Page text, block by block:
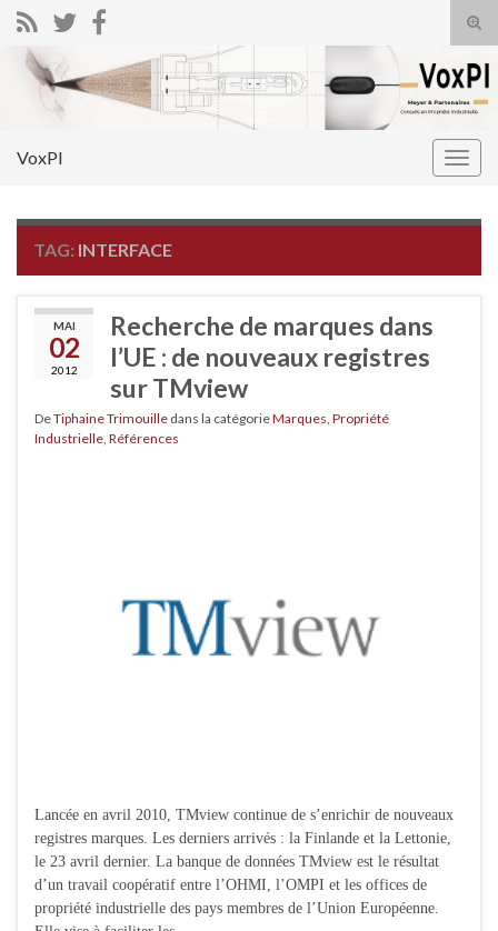
Search for:
VoxPI
TAG: INTERFACE
MAI
02
2012
Recherche de marques dans
l’UE : de nouveaux registres
sur TMview
DeTiphaine Trimouille dans la catégorieMarques Propriété
Industrielle Références
Lancée en avril 2010, TMview continue de s’enrichir de nouveaux
registres marques. Les derniers arrivés : la Finlande et la Lettonie,
le 23 avril dernier. La banque de données TMview est le résultat
d’un travail coopératif entre l’OHMI, l’OMPI et les offices de
propriété industrielle des pays membres de l’Union Européenne.